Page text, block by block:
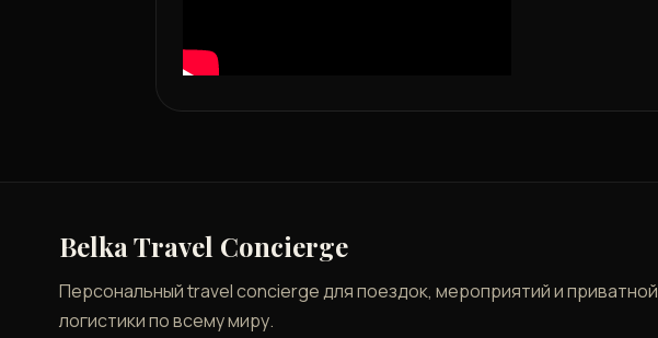
Belka Travel Concierge
Персональный travel concierge для поездок, мероприятий и приватной
логистики по всему миру.